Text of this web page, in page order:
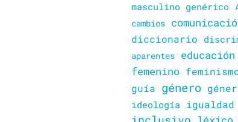
masculino genérico
cambios
diccionario
aparentes educación
femenino
guía género
ideología igualdad